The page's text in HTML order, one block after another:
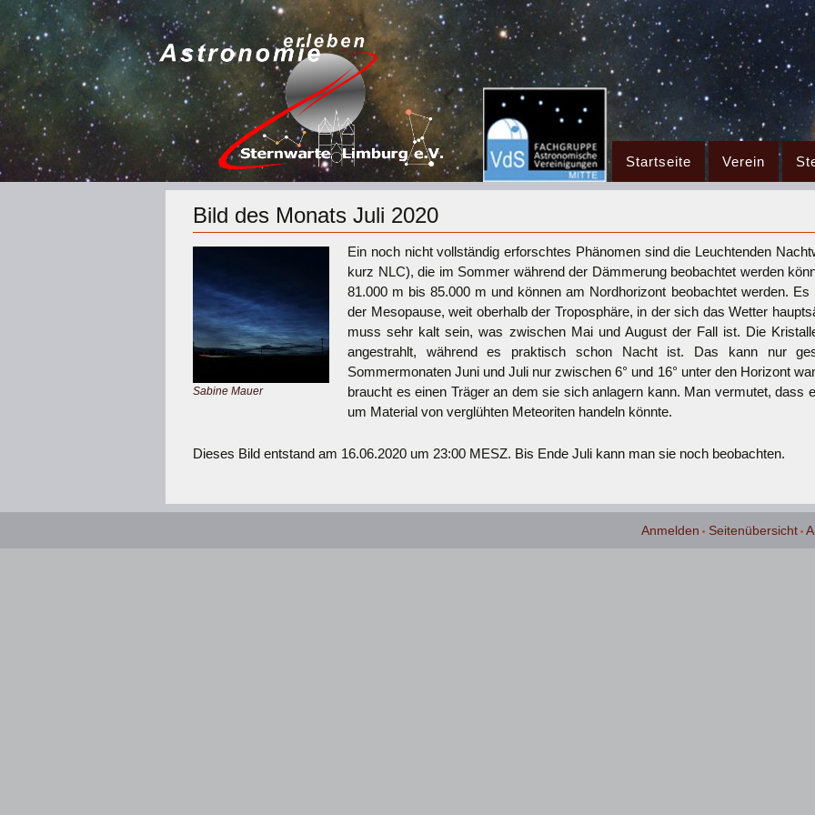
Inhalt
springen
Startseite Verein
Bild des Monats Juli 2020
Sabine Mauer
Ein noch nicht vollständig erforschtes Phänomen sind die Leuchtenden
kurz NLC), die im Sommer während der Dämmerung beobachtet werden
81.000 m bis 85.000 m und können am Nordhorizont beobachtet werden.
der Mesopause, weit oberhalb der Troposphäre, in der sich das Wetter
muss sehr kalt sein, was zwischen Mai und August der Fall ist. Die
angestrahlt, während es praktisch schon Nacht ist. Das kann nur
Sommermonaten Juni und Juli nur zwischen 6° und 16° unter den Horizont
braucht es einen Träger an dem sie sich anlagern kann. Man vermutet, dass
um Material von verglühten Meteoriten handeln könnte.
Dieses Bild entstand am 16.06.2020 um 23:00 MESZ. Bis Ende Juli kann man sie noch beobachten.
Anmelden Seitenübersicht